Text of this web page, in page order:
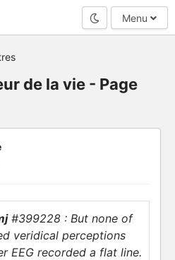
Mode nuit
Menu
de la vie - Page
#399228 : But none of
veridical perceptions
EEG recorded a flat line.